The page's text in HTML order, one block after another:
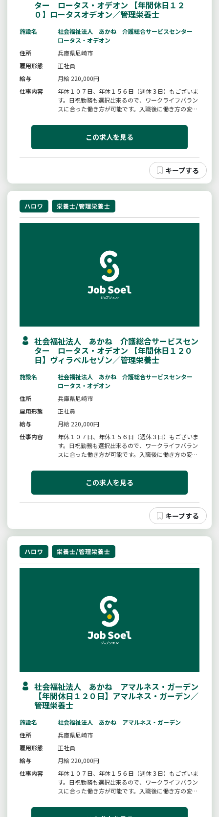
ター ロータス・オデオン 【年間休日１２
０】ロータスオデオン／管理栄養士
施設名
社会福祉法人 あかね 介護総合サービスセンター
ロータス・オデオン
住所
兵庫県尼崎市
雇用形態
正社員
給与
月給 220,000円
仕事内容
年休１０７日、年休１５６日（週休３日）もございま
す。日祝勤務も選択出来るので、ワークライフバラン
スに合った働き方が可能です。入職後に働き方の変更
「介護」の両面からお客様の食生活をサポートする専
門職としての業務をお任せします。栄養状態の把握
この求人を見る
ハロワ 栄養士/管理栄養士
社会福祉法人 あかね 介護総合サービスセン
ター ロータス・オデオン 【年間休日１２０
日】ヴィラベルセゾン／管理栄養士
施設名
社会福祉法人 あかね 介護総合サービスセンター
ロータス・オデオン
住所
兵庫県尼崎市
雇用形態
正社員
給与
月給 220,000円
仕事内容
年休１０７日、年休１５６日（週休３日）もございま
す。日祝勤務も選択出来るので、ワークライフバラン
スに合った働き方が可能です。入職後に働き方の変更
「介護」の両面からお客様の食生活をサポートする専
門職としての業務をお任せします。栄養状態の把握
この求人を見る
ハロワ 栄養士/管理栄養士
社会福祉法人 あかね アマルネス・ガーデン
【年間休日１２０日】アマルネス・ガーデン／
管理栄養士
施設名
社会福祉法人 あかね アマルネス・ガーデン
住所
兵庫県尼崎市
雇用形態
正社員
給与
月給 220,000円
仕事内容
年休１０７日、年休１５６日（週休３日）もございま
す。日祝勤務も選択出来るので、ワークライフバラン
スに合った働き方が可能です。入職後に働き方の変更
「介護」の両面からお客様の食生活をサポートする専